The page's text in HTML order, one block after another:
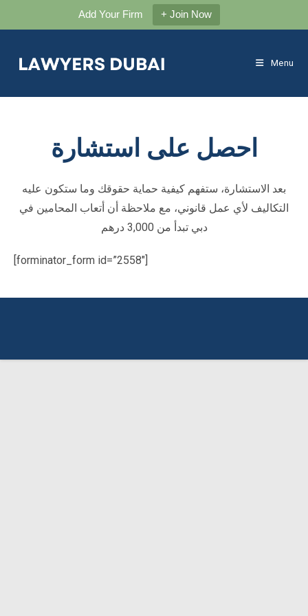
Add Your Firm + Join Now
content
Menu
احصل على استشارة
بعد الاستشارة، ستفهم كيفية حماية حقوقك وما ستكون عليه
التكاليف لأي عمل قانوني، مع ملاحظة أن أتعاب المحامين في
دبي تبدأ من 3,000 درهم
[forminator_form id=”2558″]